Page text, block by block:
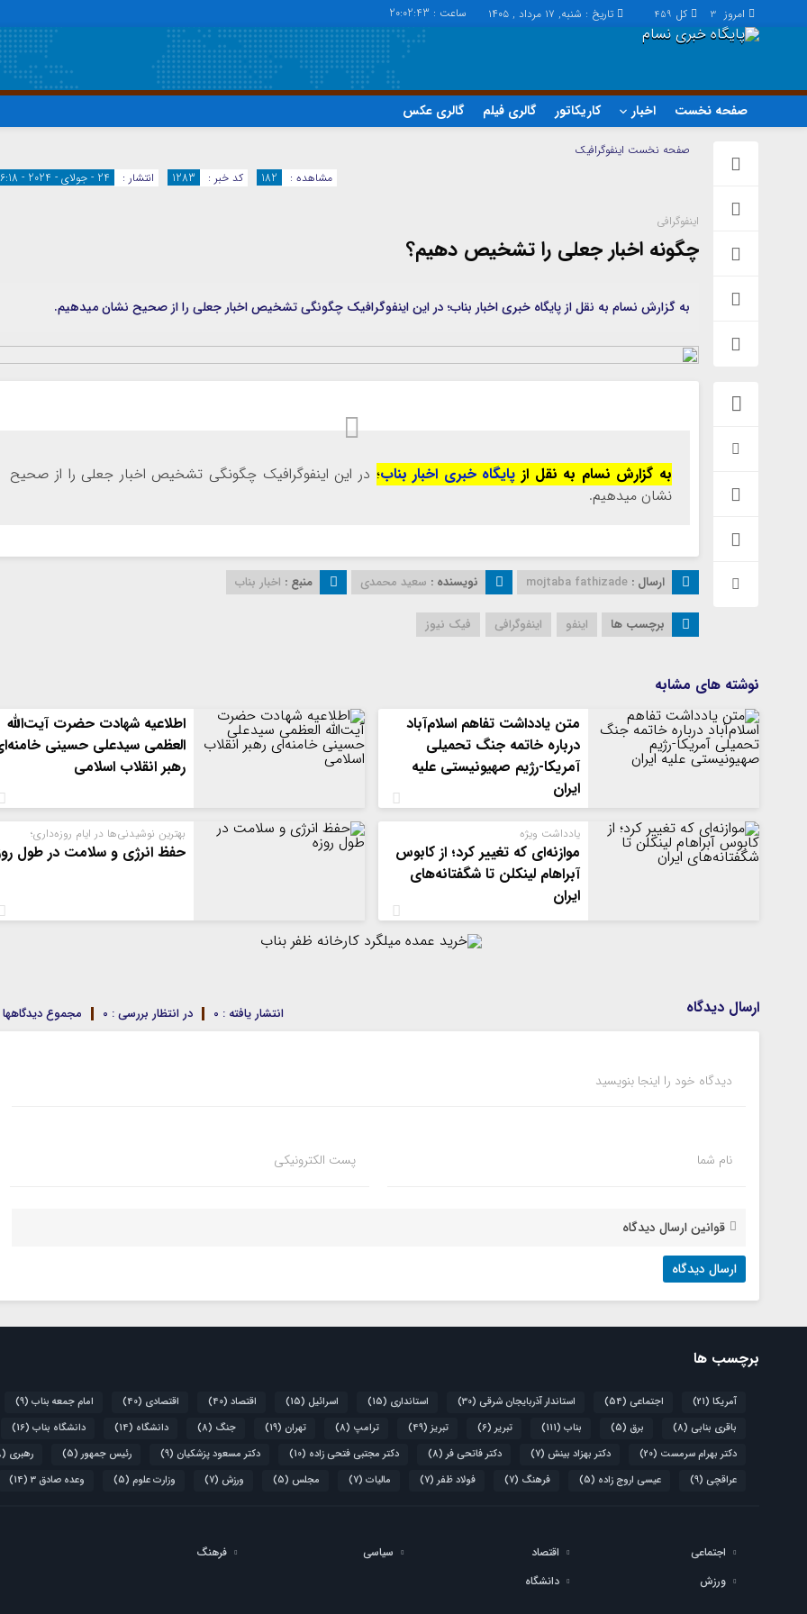
کل 459 امروز 3 تاریخ : شنبه, ۱۷ مرداد , ۱۴۰۵ ساعت : 20:02:43
صفحه نخست اخبار کاریکاتور گالری فیلم گالری عکس
اجتماعی
اقتصاد
فرهنگ
تماس با ما
گروه اجتماعی
صفحه نخست اینفوگرافیک
انتشار :
24 - جولای - 2024 - 16:18 کد خبر : 1283 مشاهده : 182
اینفوگرافی
چگونه اخبار جعلی را تشخیص دهیم؟
به گزارش نسام به نقل از پایگاه خبری اخبار بناب؛ در این اینفوگرافیک چگونگی تشخیص اخبار جعلی را از صحیح نشان میدهیم.
به گزارش نسام به نقل از پایگاه خبری اخبار بناب؛ در این اینفوگرافیک چگونگی تشخیص اخبار جعلی را از صحیح
نشان میدهیم.
ارسال : mojtaba fathizade نویسنده : سعید محمدی منبع : اخبار بناب
برچسب ها اینفو اینفوگرافی فیک نیوز
نوشته های مشابه
متن یادداشت تفاهم اسلام‌آباد
درباره خاتمه جنگ تحمیلی
آمریکا-رژیم صهیونیستی علیه
ایران
اطلاعیه شهادت حضرت آیت‌الله
العظمی سیدعلی حسینی
رهبر انقلاب اسلامی
یادداشت ویژه
موازنه‌ای که تغییر کرد؛ از کابوس
آبراهام لینکلن تا شگفتانه‌های
ایران
بهترین نوشیدنی‌ها در ایام روزه‌داری؛
حفظ انرژی و سلامت در طول
ارسال دیدگاه مجموع دیدگاهها در انتظار بررسی : 0 انتشار یافته : 0
دیدگاه خود را اینجا بنویسید
نام شما پست الکترونیکی
قوانین ارسال دیدگاه
برچسب ها
آمریکا (21) اجتماعی (54) استاندار آذربایجان شرقی (30) استانداری (15) اسرائیل (15) اقتصاد (40) اقتصادی (40) امام جمعه بناب (9)
باقری بنابی (8) برق (5) بناب (111) تبریر(6) تبریز(49) ترامپ (8) تهران (19) جنگ (8) دانشگاه (14) دانشگاه بناب (16)
دکتر بهرام سرمست (20) دکتر بهزاد بینش (7) دکتر فاتحی فر(8) دکتر مجتبی فتحی زاده (10) دکتر مسعود پزشکیان (9) رئیس جمهور(5) رهبری (8)
عراقچی (9) عیسی اروج زاده (5) فرهنگ (7) فولاد ظفر(7) مالیات (7) مجلس (5) ورزش (7) وزارت علوم (5) وعده صادق 3 (14)
اجتماعی اقتصاد سیاسی
فرهنگ
ورزش
دانشگاه